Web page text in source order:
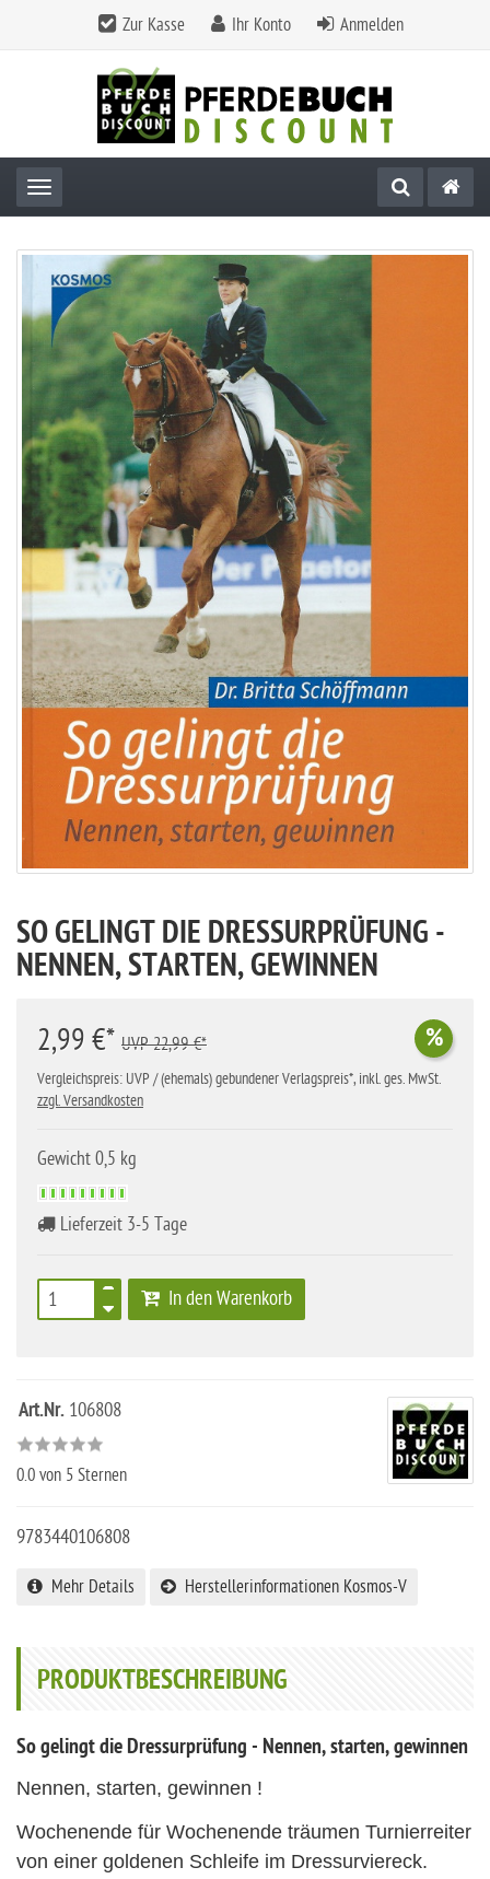
Zur Kasse Ihr Konto Anmelden
Toggle navigation
SO GELINGT DIE DRESSURPRÜFUNG -
NENNEN, STARTEN, GEWINNEN
2,99 €* %
UVP 22,99 €*
Vergleichspreis: UVP / (ehemals) gebundener Verlagspreis*, inkl. ges. MwSt.
zzgl. Versandkosten
Gewicht 0,5 kg
Lieferzeit 3-5 Tage
In den Warenkorb
Art.Nr. 106808
0.0 von 5 Sternen
9783440106808
Mehr Details Herstellerinformationen Kosmos-V
PRODUKTBESCHREIBUNG
So gelingt die Dressurprüfung - Nennen, starten, gewinnen
Nennen, starten, gewinnen !
Wochenende für Wochenende träumen Turnierreiter
von einer goldenen Schleife im Dressurviereck.